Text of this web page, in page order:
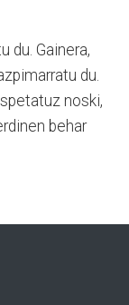
du. Gainera,
du.
noski,
behar